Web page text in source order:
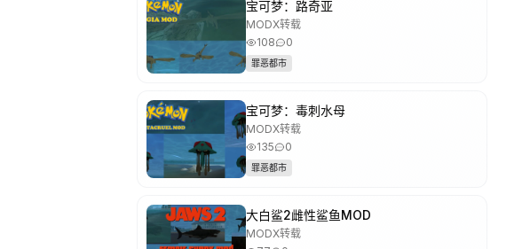
宝可梦：路奇亚
MODX转载
108
0
罪恶都市
宝可梦：毒刺水母
MODX转载
135
0
罪恶都市
大白鲨2雌性鲨鱼MOD
MODX转载